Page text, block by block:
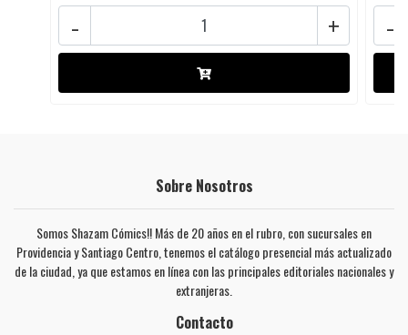
+
- -
Sobre Nosotros
Somos Shazam Cómics!! Más de 20 años en el rubro, con sucursales en
Providencia y Santiago Centro, tenemos el catálogo presencial más actualizado
de la ciudad, ya que estamos en línea con las principales editoriales nacionales y
extranjeras.
Contacto